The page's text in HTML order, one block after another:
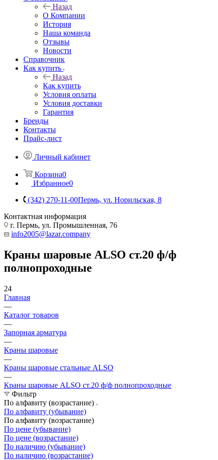
Назад
О Компании
История
Наша команда
Отзывы
Новости
Справочник
Как купить
Назад
Как купить
Условия оплаты
Условия доставки
Гарантия
Бренды
Контакты
Прайс-лист
Личный кабинет
Корзина0
Избранное0
(342) 270-11-00Пермь, ул. Норильская, 8
Контактная информация
г. Пермь, ул. Промышленная, 76
info2005@lazar.company
Краны шаровые ALSO ст.20 ф/ф
полнопроходные
24
Главная
—
Каталог товаров
—
Запорная арматура
—
Краны шаровые
—
Краны шаровые стальные ALSO
—
Краны шаровые ALSO ст.20 ф/ф полнопроходные
Фильтр
По алфавиту (возрастание)
По алфавиту (убывание)
По алфавиту (возрастание)
По цене (убывание)
По цене (возрастание)
По наличию (убывание)
По наличию (возрастание)